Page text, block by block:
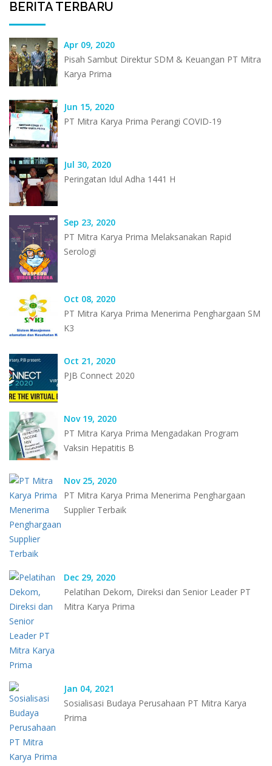
BERITA TERBARU
Apr 09, 2020
Pisah Sambut Direktur SDM & Keuangan PT Mitra
Karya Prima
Jun 15, 2020
PT Mitra Karya Prima Perangi COVID-19
Jul 30, 2020
Peringatan Idul Adha 1441 H
Sep 23, 2020
PT Mitra Karya Prima Melaksanakan Rapid
Serologi
Oct 08, 2020
PT Mitra Karya Prima Menerima Penghargaan SM
K3
Oct 21, 2020
PJB Connect 2020
Nov 19, 2020
PT Mitra Karya Prima Mengadakan Program
Vaksin Hepatitis B
Nov 25, 2020
PT Mitra Karya Prima Menerima Penghargaan
Supplier Terbaik
Dec 29, 2020
Pelatihan Dekom, Direksi dan Senior Leader PT
Mitra Karya Prima
Jan 04, 2021
Sosialisasi Budaya Perusahaan PT Mitra Karya
Prima